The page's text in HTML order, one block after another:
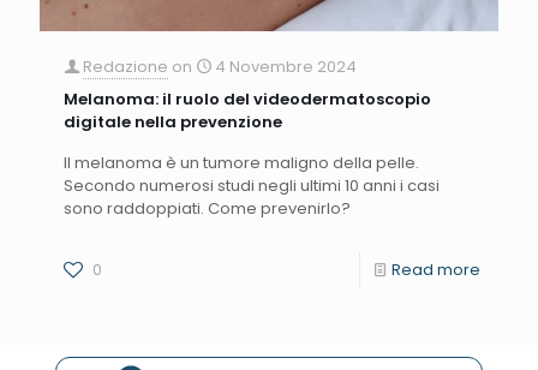
Redazione on
4 Novembre 2024
Melanoma: il ruolo del videodermatoscopio
digitale nella prevenzione
Il melanoma è un tumore maligno della pelle.
Secondo numerosi studi negli ultimi 10 anni i casi
sono raddoppiati. Come prevenirlo?
0 Read more